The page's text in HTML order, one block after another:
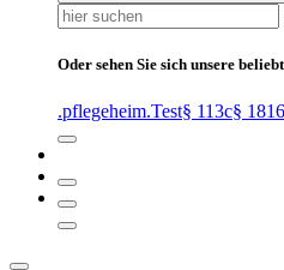
Suchen
nach:
Oder sehen Sie sich unsere
.pflegeheim.Test§ 113c§